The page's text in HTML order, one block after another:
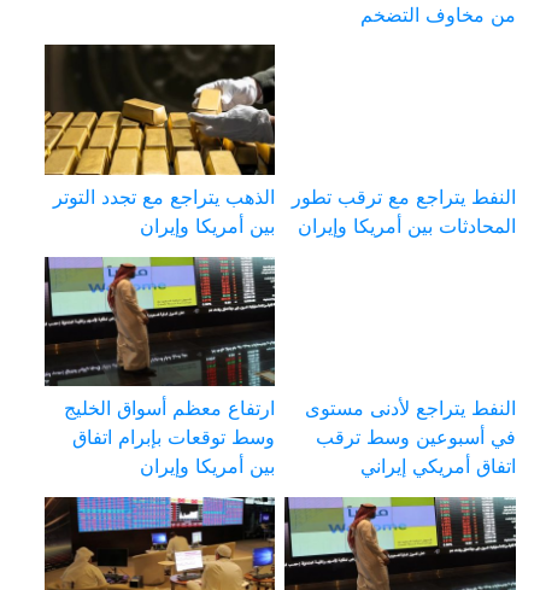
من مخاوف التضخم
النفط يتراجع مع ترقب تطور
المحادثات بين أمريكا وإيران
الذهب يتراجع مع تجدد التوتر
بين أمريكا وإيران
النفط يتراجع لأدنى مستوى
في أسبوعين وسط ترقب
اتفاق أمريكي إيراني
ارتفاع معظم أسواق الخليج
وسط توقعات بإبرام اتفاق
بين أمريكا وإيران